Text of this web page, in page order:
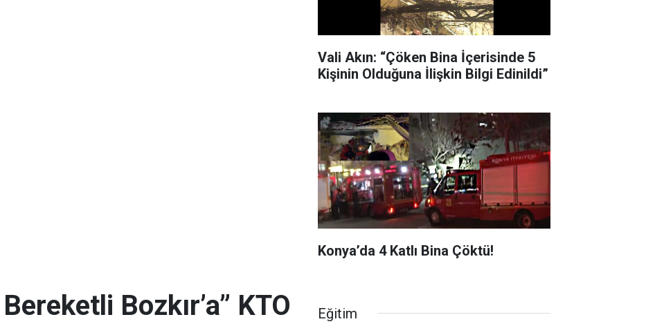
Vali Akın: “Çöken Bina İçerisinde 5
Kişinin Olduğuna İlişkin Bilgi Edinildi”
Konya’da 4 Katlı Bina Çöktü!
Bozkır’a” KTO
Eğitim